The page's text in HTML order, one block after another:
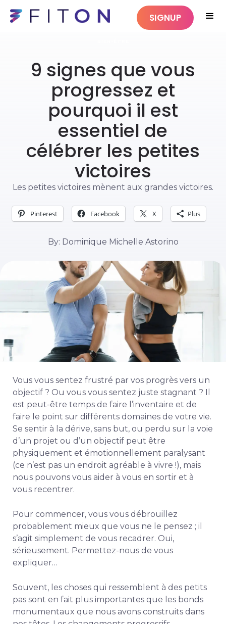
SIGNUP
9 signes que vous
progressez et
pourquoi il est
essentiel de
célébrer les petites
victoires
Les petites victoires mènent aux grandes victoires.
Pinterest Facebook X Plus
By: Dominique Michelle Astorino
Vous vous sentez frustré par vos progrès vers un
objectif ? Ou vous vous sentez juste stagnant ? Il
est peut-être temps de faire l’inventaire et de
faire le point sur différents domaines de votre vie.
Se sentir à la dérive, sans but, ou perdu sur la voie
d’un projet ou d’un objectif peut être
physiquement et émotionnellement paralysant
(ce n’est pas un endroit agréable à vivre !), mais
nous pouvons vous aider à vous en sortir et à
vous recentrer.
Pour commencer, vous vous débrouillez
probablement mieux que vous ne le pensez ; il
s’agit simplement de vous recadrer. Oui,
sérieusement. Permettez-nous de vous
expliquer…
Souvent, les choses qui ressemblent à des petits
pas sont en fait plus importantes que les bonds
monumentaux que nous avons construits dans